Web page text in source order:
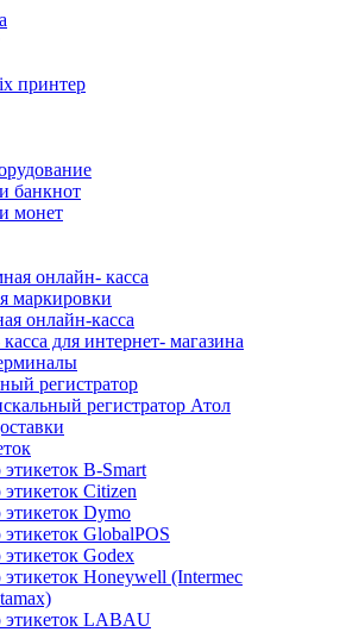
принтер
банкнот
монет
онлайн- касса
маркировки
онлайн-касса
для интернет- магазина
регистратор
регистратор Атол
B-Smart
Citizen
Dymo
GlobalPOS
Godex
Honeywell (Intermec
этикеток LABAU